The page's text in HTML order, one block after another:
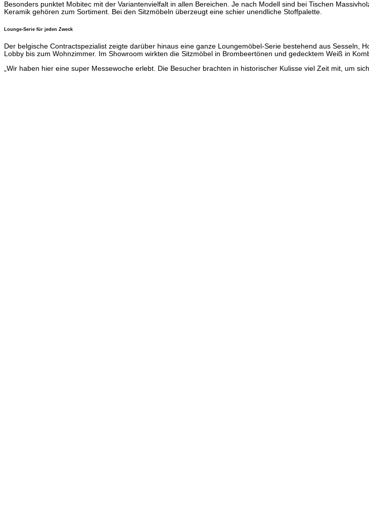
Besonders punktet Mobitec mit der Variantenvielfalt in allen Bereichen. Je nach Modell sind bei Tischen
Keramik gehören zum Sortiment. Bei den Sitzmöbeln überzeugt eine schier unendliche Stoffpalette.
Lounge-Serie für jeden Zweck
Der belgische Contractspezialist zeigte darüber hinaus eine ganze Loungemöbel-Serie bestehend aus Sesseln,
Lobby bis zum Wohnzimmer. Im Showroom wirkten die Sitzmöbel in Brombeertönen und gedecktem Weiß in
„Wir haben hier eine super Messewoche erlebt. Die Besucher brachten in historischer Kulisse viel Zeit mit, um